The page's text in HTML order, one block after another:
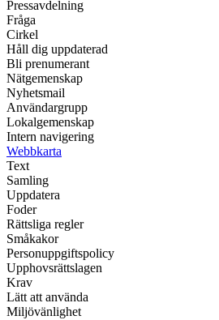
Pressavdelning
Fråga
Cirkel
Håll dig uppdaterad
Bli prenumerant
Nätgemenskap
Nyhetsmail
Användargrupp
Lokalgemenskap
Intern navigering
Webbkarta
Text
Samling
Uppdatera
Foder
Rättsliga regler
Småkakor
Personuppgiftspolicy
Upphovsrättslagen
Krav
Lätt att använda
Miljövänlighet